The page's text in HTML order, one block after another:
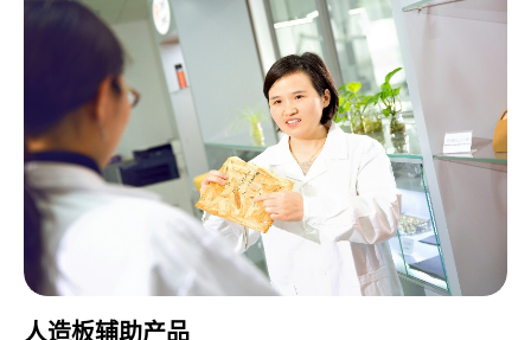
人造板辅助产品